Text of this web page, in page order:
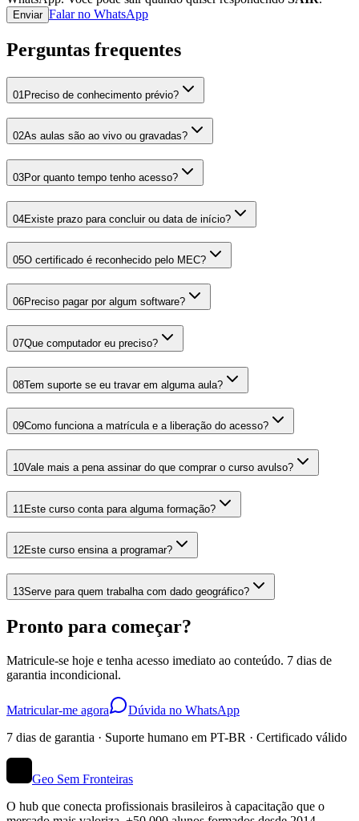
Enviar Falar no WhatsApp
Perguntas frequentes
01 Preciso de conhecimento prévio?
02As aulas são ao vivo ou gravadas?
03Por quanto tempo tenho acesso?
04Existe prazo para concluir ou data de início?
05O certificado é reconhecido pelo MEC?
06Preciso pagar por algum software?
07Que computador eu preciso?
08Tem suporte se eu travar em alguma aula?
09Como funciona a matrícula e a liberação do acesso?
10Vale mais a pena assinar do que comprar o curso avulso?
11 Este curso conta para alguma formação?
12Este curso ensina a programar?
13Serve para quem trabalha com dado geográfico?
Pronto para começar?
Matricule-se hoje e tenha acesso imediato ao conteúdo. 7 dias de
garantia incondicional.
Matricular-me agora
Dúvida no WhatsApp
7 dias de garantia · Suporte humano em PT-BR · Certificado válido
Geo Sem Fronteiras
O hub que conecta profissionais brasileiros à capacitação que o